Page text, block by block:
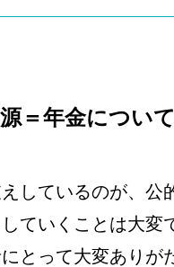
＝年金について
しているのが、公
ていくことは大
とって大変ありが